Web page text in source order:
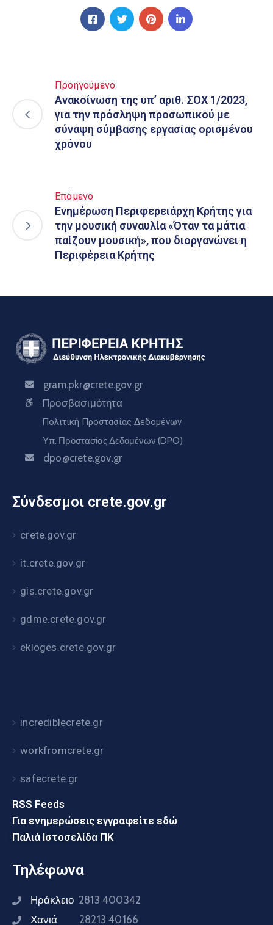
Προηγούμενο
Ανακοίνωση της υπ’ αριθ. ΣΟΧ 1/2023,
για την πρόσληψη προσωπικού με
σύναψη σύμβασης εργασίας ορισμένου
χρόνου
Επόμενο
Ενημέρωση Περιφερειάρχη Κρήτης για
την μουσική συναυλία «Όταν τα μάτια
παίζουν μουσική», που διοργανώνει η
Περιφέρεια Κρήτης
gram.pkr@crete.gov.gr
Προσβασιμότητα
Πολιτική Προστασίας Δεδομένων
Υπ. Προστασίας Δεδομένων (DPO)
dpo@crete.gov.gr
Σύνδεσμοι crete.gov.gr
crete.gov.gr
it.crete.gov.gr
gis.crete.gov.gr
gdme.crete.gov.gr
ekloges.crete.gov.gr
incrediblecrete.gr
workfromcrete.gr
safecrete.gr
RSS Feeds
Για ενημερώσεις εγγραφείτε εδώ
Παλιά Ιστοσελίδα ΠΚ
Τηλέφωνα
Ηράκλειο 2813 400342
Χανιά 28213 40166